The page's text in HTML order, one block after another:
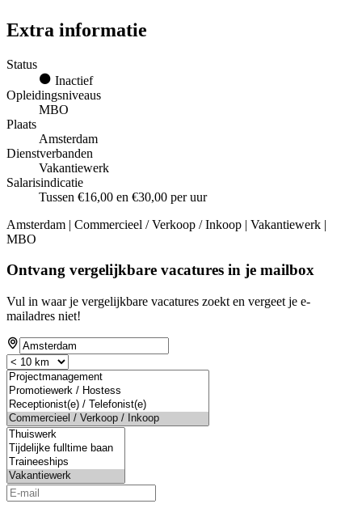
Extra informatie
Status
Inactief
Opleidingsniveaus
MBO
Plaats
Amsterdam
Dienstverbanden
Vakantiewerk
Salarisindicatie
Tussen €16,00 en €30,00 per uur
Amsterdam | Commercieel / Verkoop / Inkoop | Vakantiewerk |
MBO
Ontvang vergelijkbare vacatures in je mailbox
Vul in waar je vergelijkbare vacatures zoekt en vergeet je e-
mailadres niet!